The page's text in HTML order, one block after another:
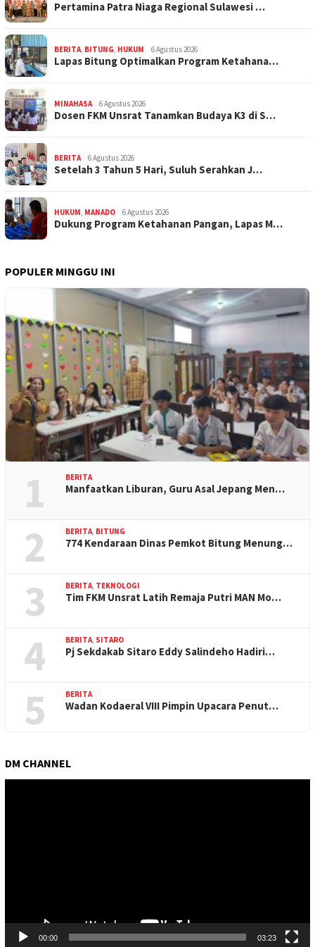
Pertamina Patra Niaga Regional Sulawesi …
BERITA, BITUNG, HUKUM 6 Agustus 2026
Lapas Bitung Optimalkan Program Ketahana…
MINAHASA 6 Agustus 2026
Dosen FKM Unsrat Tanamkan Budaya K3 di S…
BERITA 6 Agustus 2026
Setelah 3 Tahun 5 Hari, Suluh Serahkan J…
HUKUM, MANADO 6 Agustus 2026
Dukung Program Ketahanan Pangan, Lapas M…
POPULER MINGGU INI
1 BERITA
Manfaatkan Liburan, Guru Asal Jepang Men…
2 BERITA, BITUNG
774 Kendaraan Dinas Pemkot Bitung Menung…
3 BERITA, TEKNOLOGI
Tim FKM Unsrat Latih Remaja Putri MAN Mo…
4 BERITA, SITARO
Pj Sekdakab Sitaro Eddy Salindeho Hadiri…
5 BERITA
Wadan Kodaeral VIII Pimpin Upacara Penut…
DM CHANNEL
00:00 03:23